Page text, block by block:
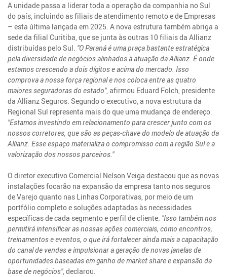
A unidade passa a liderar toda a operação da companhia no Sul
do país, incluindo as filiais de atendimento remoto e de Empresas
– esta última lançada em 2025. A nova estrutura também abriga a
sede da filial Curitiba, que se junta às outras 10 filiais da Allianz
distribuídas pelo Sul. "O Paraná é uma praça bastante estratégica
pela diversidade de negócios alinhados à atuação da Allianz. É onde
estamos crescendo a dois dígitos e acima do mercado. Isso
comprova a nossa força regional e nos coloca entre as quatro
maiores seguradoras do estado", afirmou Eduard Folch, presidente
da Allianz Seguros. Segundo o executivo, a nova estrutura da
Regional Sul representa mais do que uma mudança de endereço.
"Estamos investindo em relacionamento para crescer junto com os
nossos corretores, que são as peças-chave do modelo de atuação da
Allianz. Esse espaço materializa o compromisso com a região Sul e a
valorização dos nossos parceiros."
O diretor executivo Comercial Nelson Veiga destacou que as novas
instalações focarão na expansão da empresa tanto nos seguros
de Varejo quanto nas Linhas Corporativas, por meio de um
portfólio completo e soluções adaptadas às necessidades
específicas de cada segmento e perfil de cliente. "Isso também nos
permitirá intensificar as nossas ações comerciais, como encontros,
treinamentos e eventos, o que irá fortalecer ainda mais a capacitação
do canal de vendas e impulsionar a geração de novas janelas de
oportunidades baseadas em ganho de market share e expansão da
base de negócios", declarou.